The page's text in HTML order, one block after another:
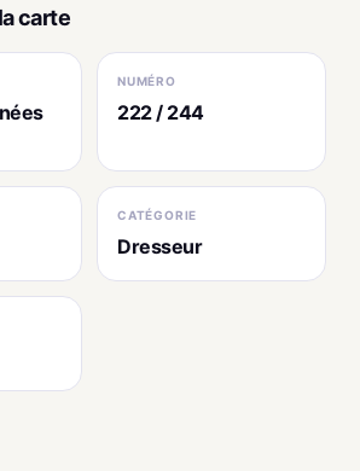
carte
NUMÉRO
222 / 244
CATÉGORIE
Dresseur